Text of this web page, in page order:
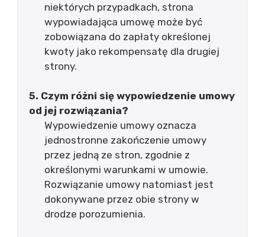
niektórych przypadkach, strona
wypowiadająca umowę może być
zobowiązana do zapłaty określonej
kwoty jako rekompensatę dla drugiej
strony.
5. Czym różni się wypowiedzenie umowy
od jej rozwiązania?
Wypowiedzenie umowy oznacza
jednostronne zakończenie umowy
przez jedną ze stron, zgodnie z
określonymi warunkami w umowie.
Rozwiązanie umowy natomiast jest
dokonywane przez obie strony w
drodze porozumienia.